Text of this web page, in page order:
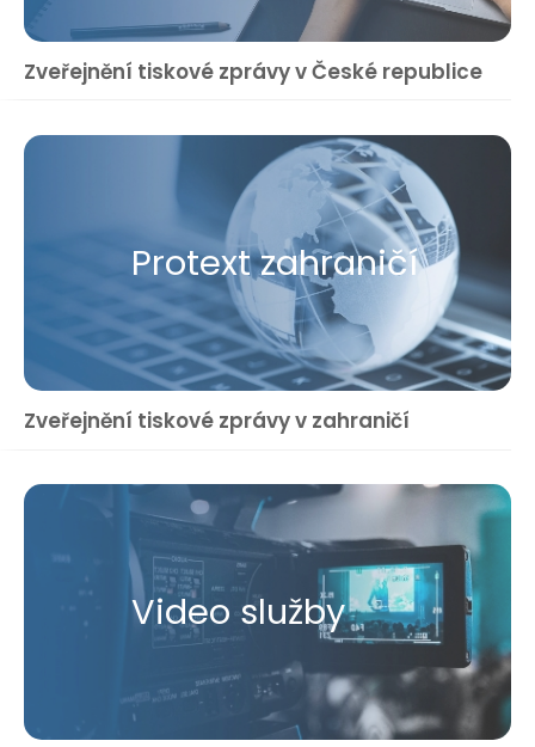
Zveřejnění tiskové zprávy v České republice
Protext zahraničí
Zveřejnění tiskové zprávy v zahraničí
Video služby